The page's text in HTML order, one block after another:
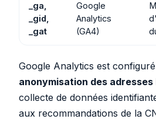
_ga,
_gid,
_gat
Google
Analytics
(GA4)
Google Analytics est
anonymisation des adresses
collecte de données
aux recommandations de la